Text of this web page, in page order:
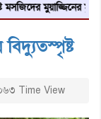
মুয়াজ্জিনের মৃত্যু
Time View